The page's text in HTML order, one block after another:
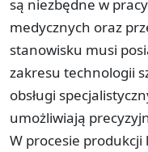
są niezbędne w
medycznych oraz
stanowisku musi
zakresu technologii
obsługi
umożliwiają
W procesie